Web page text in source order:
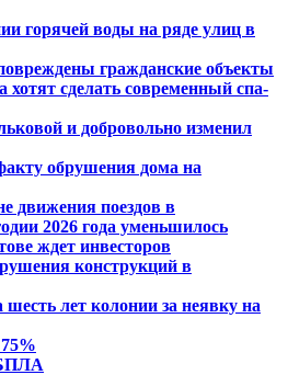
горячей воды на ряде улиц в
гражданские объекты
сделать современный спа-
и добровольно изменил
обрушения дома на
движения поездов в
2026 года уменьшилось
ждет инвесторов
конструкций в
лет колонии за неявку на
БПЛА